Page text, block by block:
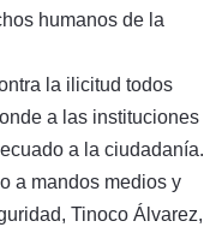
humanos de la
la ilicitud todos
a las instituciones
a la ciudadanía.
a mandos medios y
Tinoco Álvarez,